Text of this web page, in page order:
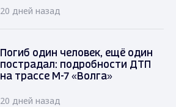
20 дней назад
Погиб один человек, ещё один
пострадал: подробности ДТП
на трассе М-7 «Волга»
20 дней назад